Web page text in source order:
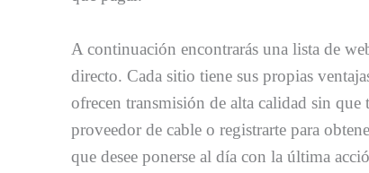
A continuación encontrarás una lista de
directo. Cada sitio tiene sus propias
ofrecen transmisión de alta calidad sin que
proveedor de cable o registrarte para
que desee ponerse al día con la última